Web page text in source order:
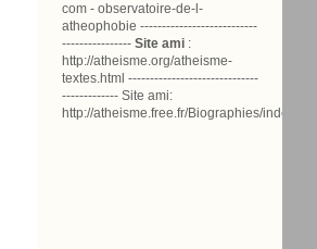
com - observatoire-de-l-
atheophobie ---------------------------
---------------- Site ami :
http://atheisme.org/atheisme-
textes.html ------------------------------
------------- Site ami:
http://atheisme.free.fr/Biographies/index.html